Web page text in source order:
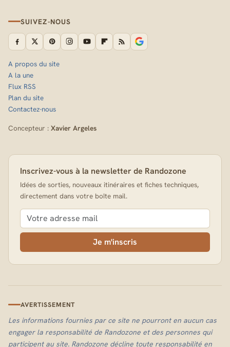
SUIVEZ-NOUS
A propos du site
A la une
Flux RSS
Plan du site
Contactez-nous
Concepteur : Xavier Argeles
Inscrivez-vous à la newsletter de Randozone
Idées de sorties, nouveaux itinéraires et fiches techniques,
directement dans votre boîte mail.
Je m'inscris
AVERTISSEMENT
Les informations fournies par ce site ne pourront en aucun cas
engager la responsabilité de Randozone et des personnes qui
participent au site. Randozone décline toute responsabilité en